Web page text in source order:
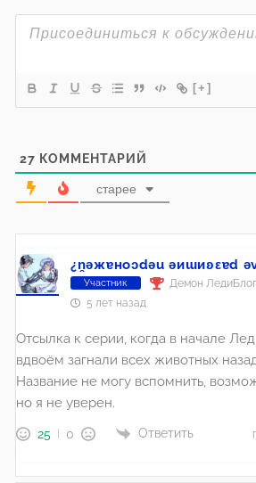
[+]
27 КОММЕНТАРИЙ
старее
¿n̯ǝжɐноɔdǝu ǝиɯиʚεɐd
Участник
Демон
5 лет назад
Отсылка к серии, когда в начале
вдвоём загнали всех животных
Название не могу вспомнить,
но я не уверен.
25 0 Ответить